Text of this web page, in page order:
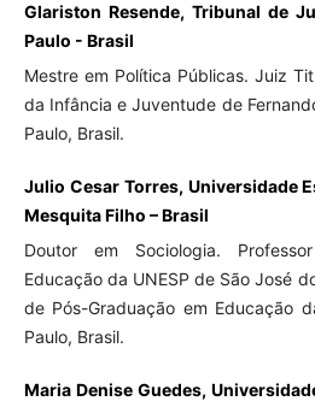
Glariston Resende, Tribunal de
Paulo - Brasil
Mestre em Política Públicas. Juiz
da Infância e Juventude de
Paulo, Brasil.
Julio Cesar Torres, Universidade
Mesquita Filho – Brasil
Doutor em Sociologia.
Educação da UNESP de São José
de Pós-Graduação em Educação
Paulo, Brasil.
Maria Denise Guedes,